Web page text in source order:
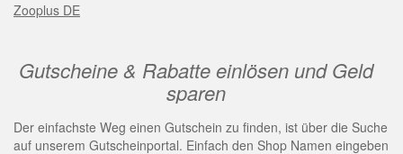
Zooplus DE
Gutscheine & Rabatte einlösen und Geld
sparen
Der einfachste Weg einen Gutschein zu finden, ist über die Suche
auf unserem Gutscheinportal. Einfach den Shop Namen eingeben